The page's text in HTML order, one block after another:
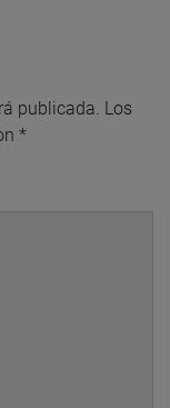
publicada. Los
*